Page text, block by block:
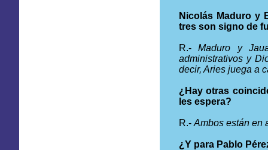
Nicolás Maduro y
tres son signo de
R.-Maduro y
administrativos y
decir, Aries juega a
¿Hay otras
les espera?
R.- Ambos están en
¿Y para Pablo